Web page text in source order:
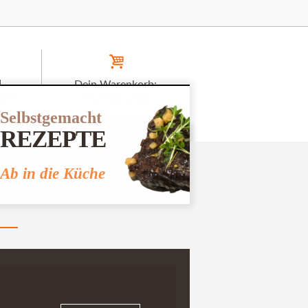
Dein Warenkorb:
+49 174 670 1357
Selbstgemacht
REZEPTE
Ab in die Küche